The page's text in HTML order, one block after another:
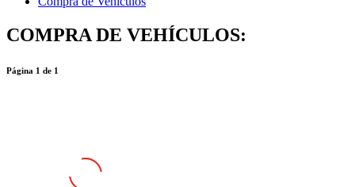
COMPRA DE VEHÍCULOS:
Página 1 de 1